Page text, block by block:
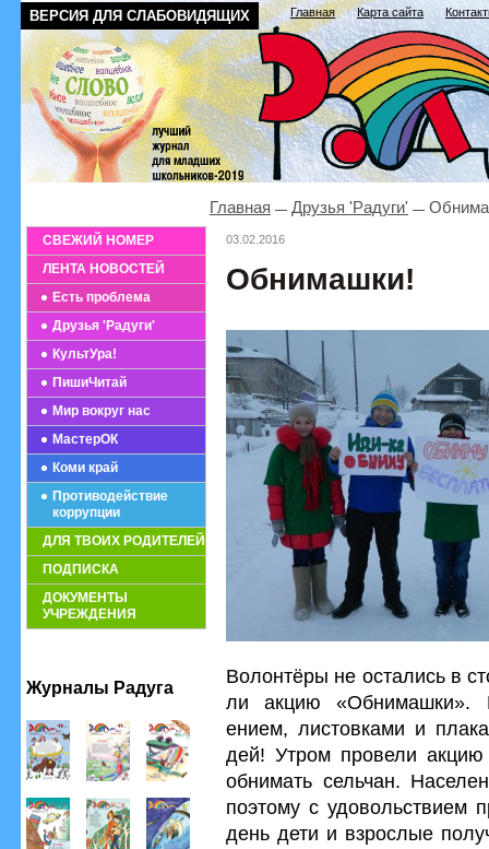
ВЕРСИЯ ДЛЯ СЛАБОВИДЯЩИХ Главная Карта сайта
СВЕЖИЙ НОМЕР
ЛЕНТА НОВОСТЕЙ
Есть проблема
Друзья 'Радуги'
КультУра!
ПишиЧитай
Мир вокруг нас
МастерОК
Коми край
Противодействие
коррупции
ДЛЯ ТВОИХ РОДИТЕЛЕЙ
ПОДПИСКА
ДОКУМЕНТЫ
УЧРЕЖДЕНИЯ
Журналы Радуга
Главная Друзья 'Радуги'
03.02.2016
Обнимашки!
Волонтёры не остались в
ли акцию «Обнимашки».
ением, листовками и
дей! Утром провели
обнимать сельчан.
поэтому с удовольствием
день дети и взрослые